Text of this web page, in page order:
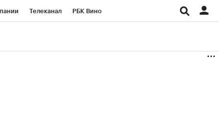
Телеканал РБК Вино